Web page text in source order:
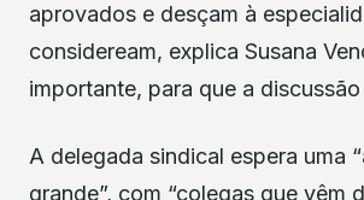
aprovados e desçam à
consideream, explica Susana
importante, para que a discussão
A delegada sindical espera uma
grande”, com “colegas que vêm